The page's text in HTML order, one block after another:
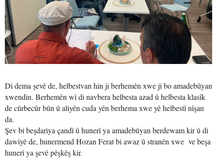
Di dema şevê de, helbestvan hin ji berhemên xwe ji bo amadebûyan
xwendin. Berhemên wî di navbera helbesta azad û helbesta klasîk
de cûrbecûr bûn û aliyên cuda yên berhema xwe yê helbestî nîşan
da.
Şev bi beşdariya çandî û hunerî ya amadebûyan berdewam kir û di
dawiyê de, hunermend Hozan Ferat bi awaz û stranên xwe ve beşa
hunerî ya şevê pêşkêş kir.